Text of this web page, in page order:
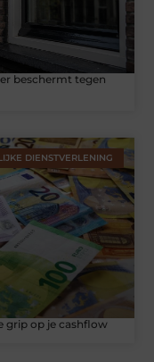
beschermt tegen
DIENSTVERLENING
grip op je cashflow